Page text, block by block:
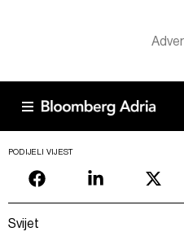
PODIJELI VIJEST
Svijet